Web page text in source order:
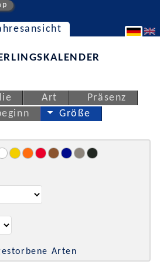
Art
Präsenz
Größe
Arten